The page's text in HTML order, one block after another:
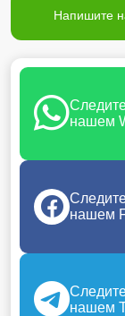
Напишите
нашем
нашем
нашем